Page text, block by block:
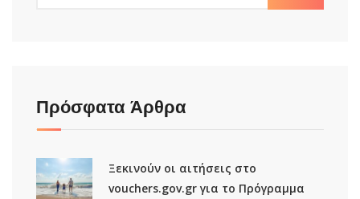
Πρόσφατα Άρθρα
Ξεκινούν οι αιτήσεις στο
vouchers.gov.gr για το Πρόγραμμα